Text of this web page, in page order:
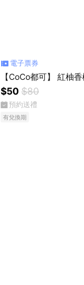
電子票券
【CoCo都可】 紅柚
$50 $80
預約送禮
有兌換期